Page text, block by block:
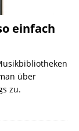
einfach
über
zu.